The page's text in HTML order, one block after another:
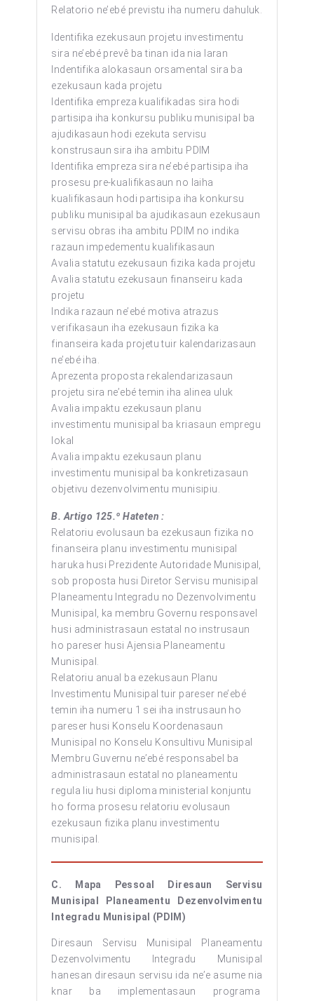
Relatorio ne’ebé previstu iha numeru dahuluk.
Identifika ezekusaun projetu investimentu
sira ne’ebé prevê ba tinan ida nia laran
Indentifika alokasaun orsamental sira ba
ezekusaun kada projetu
Identifika empreza kualifikadas sira hodi
partisipa iha konkursu publiku munisipal ba
ajudikasaun hodi ezekuta servisu
konstrusaun sira iha ambitu PDIM
Identifika empreza sira ne’ebé partisipa iha
prosesu pre-kualifikasaun no laiha
kualifikasaun hodi partisipa iha konkursu
publiku munisipal ba ajudikasaun ezekusaun
servisu obras iha ambitu PDIM no indika
razaun impedementu kualifikasaun
Avalia statutu ezekusaun fizika kada projetu
Avalia statutu ezekusaun finanseiru kada
projetu
Indika razaun ne’ebé motiva atrazus
verifikasaun iha ezekusaun fizika ka
finanseira kada projetu tuir kalendarizasaun
ne’ebé iha.
Aprezenta proposta rekalendarizasaun
projetu sira ne’ebé temin iha alinea uluk
Avalia impaktu ezekusaun planu
investimentu munisipal ba kriasaun empregu
lokal
Avalia impaktu ezekusaun planu
investimentu munisipal ba konkretizasaun
objetivu dezenvolvimentu munisipiu.
B. Artigo 125.º Hateten :
Relatoriu evolusaun ba ezekusaun fizika no
finanseira planu investimentu munisipal
haruka husi Prezidente Autoridade Munisipal,
sob proposta husi Diretor Servisu munisipal
Planeamentu Integradu no Dezenvolvimentu
Munisipal, ka membru Governu responsavel
husi administrasaun estatal no instrusaun
ho pareser husi Ajensia Planeamentu
Munisipal.
Relatoriu anual ba ezekusaun Planu
Investimentu Munisipal tuir pareser ne’ebé
temin iha numeru 1 sei iha instrusaun ho
pareser husi Konselu Koordenasaun
Munisipal no Konselu Konsultivu Munisipal
Membru Guvernu ne’ebé responsabel ba
administrasaun estatal no planeamentu
regula liu husi diploma ministerial konjuntu
ho forma prosesu relatoriu evolusaun
ezekusaun fizika planu investimentu
munisipal.
C. Mapa Pessoal Diresaun Servisu
Munisipal Planeamentu Dezenvolvimentu
Integradu Munisipal (PDIM)
Diresaun Servisu Munisipal Planeamentu
Dezenvolvimentu Integradu Munisipal
hanesan diresaun servisu ida ne’e asume nia
knar ba implementasaun programa